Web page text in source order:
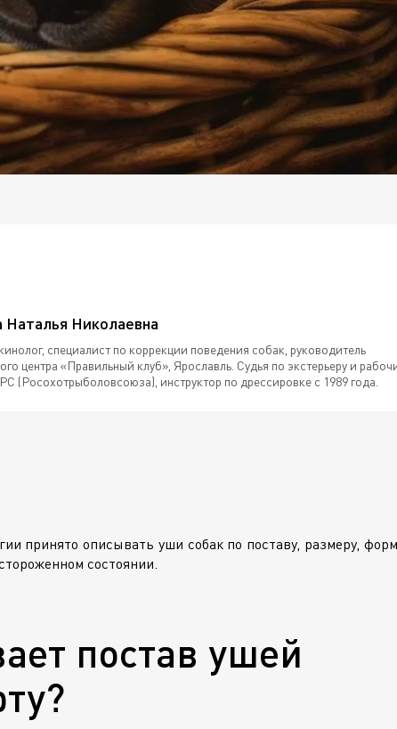
Наталья Николаевна
специалист по коррекции поведения собак, руководитель
центра «Правильный клуб», Ярославль. Судья по экстерьеру и
(Росохотрыболовсоюза), инструктор по дрессировке с 1989 года.
принято описывать уши собак по поставу, размеру,
состоянии.
постав ушей